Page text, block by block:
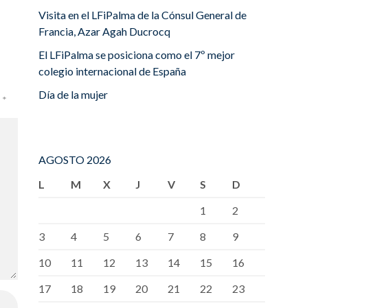
*
Visita en el LFiPalma de la Cónsul General de
Francia, Azar Agah Ducrocq
El LFiPalma se posiciona como el 7º mejor
colegio internacional de España
Día de la mujer
AGOSTO 2026
L
M X J V S
D
1
2
3
4 5 6 7 8
9
10
11 12 13 14 15
16
17
18 19 20 21 22
23